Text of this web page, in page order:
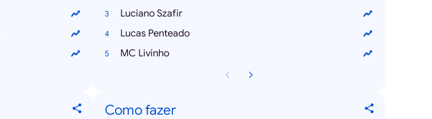
Luciano Szafir
Lucas Penteado
MC Livinho
Como fazer